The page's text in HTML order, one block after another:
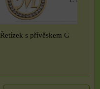
Řetízek s přívěskem G